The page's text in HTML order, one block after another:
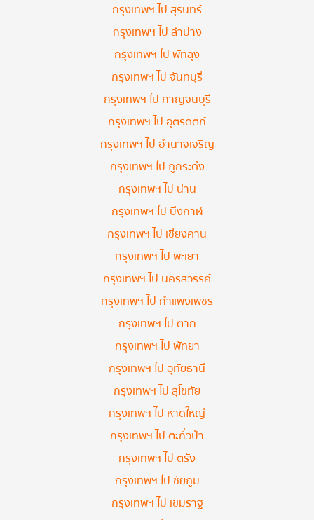
กรุงเทพฯ ไป สุรินทร์
กรุงเทพฯ ไป ลำปาง
กรุงเทพฯ ไป พัทลุง
กรุงเทพฯ ไป จันทบุรี
กรุงเทพฯ ไป กาญจนบุรี
กรุงเทพฯ ไป อุตรดิตถ์
กรุงเทพฯ ไป อำนาจเจริญ
กรุงเทพฯ ไป ภูกระดึง
กรุงเทพฯ ไป น่าน
กรุงเทพฯ ไป บึงกาฬ
กรุงเทพฯ ไป เชียงคาน
กรุงเทพฯ ไป พะเยา
กรุงเทพฯ ไป นครสวรรค์
กรุงเทพฯ ไป กำแพงเพชร
กรุงเทพฯ ไป ตาก
กรุงเทพฯ ไป พัทยา
กรุงเทพฯ ไป อุทัยธานี
กรุงเทพฯ ไป สุโขทัย
กรุงเทพฯ ไป หาดใหญ่
กรุงเทพฯ ไป ตะกั่วป่า
กรุงเทพฯ ไป ตรัง
กรุงเทพฯ ไป ชัยภูมิ
กรุงเทพฯ ไป เขมราฐ